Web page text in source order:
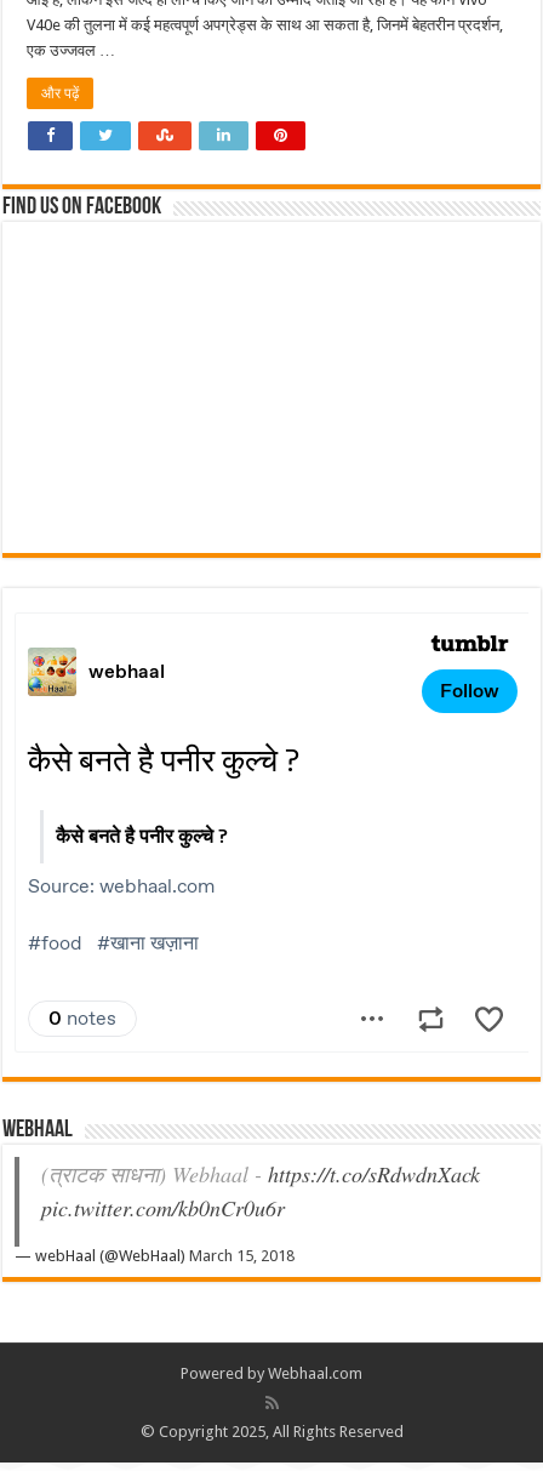
V40e की तुलना में कई महत्वपूर्ण अपग्रेड्स के साथ आ सकता है, जिनमें बेहतरीन प्रदर्शन,
एक उज्जवल …
और पढ़ें
Find us on Facebook
Webhaal
(त्राटक साधना) Webhaal -https://t.co/sRdwdnXack
pic.twitter.com/kb0nCr0u6r
— webHaal (@WebHaal)March 15, 2018
Powered by Webhaal.com
© Copyright 2025, All Rights Reserved